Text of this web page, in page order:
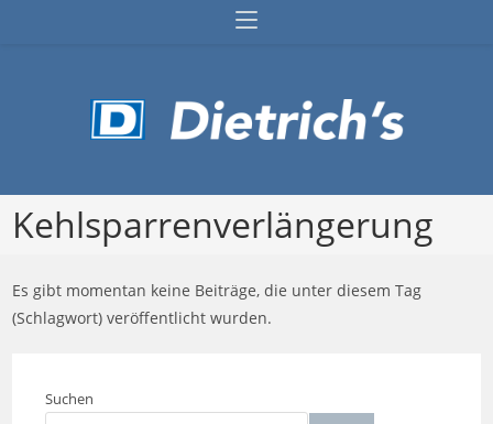
Kehlsparrenverlängerung
Es gibt momentan keine Beiträge, die unter diesem Tag
(Schlagwort) veröffentlicht wurden.
Suchen